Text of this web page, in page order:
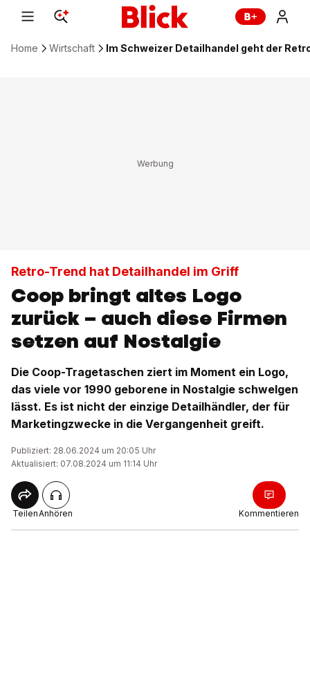
Home Wirtschaft Im Schweizer Detailhandel geht der
Retro-Trend hat Detailhandel im Griff
Coop bringt altes Logo
zurück – auch diese Firmen
setzen auf Nostalgie
Die Coop-Tragetaschen ziert im Moment ein Logo,
das viele vor 1990 geborene in Nostalgie schwelgen
lässt. Es ist nicht der einzige Detailhändler, der für
Marketingzwecke in die Vergangenheit greift.
Publiziert: 28.06.2024 um 20:05 Uhr
Aktualisiert: 07.08.2024 um 11:14 Uhr
TeilenAnhören Kommentieren